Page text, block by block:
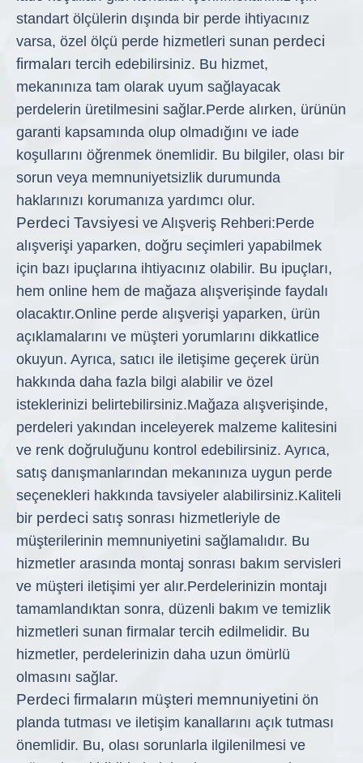
standart ölçülerin dışında bir perde ihtiyacınız
varsa, özel ölçü perde hizmetleri sunan perdeci
firmaları tercih edebilirsiniz. Bu hizmet,
mekanınıza tam olarak uyum sağlayacak
perdelerin üretilmesini sağlar.Perde alırken, ürünün
garanti kapsamında olup olmadığını ve iade
koşullarını öğrenmek önemlidir. Bu bilgiler, olası bir
sorun veya memnuniyetsizlik durumunda
haklarınızı korumanıza yardımcı olur.
Perdeci Tavsiyesi ve Alışveriş Rehberi:Perde
alışverişi yaparken, doğru seçimleri yapabilmek
için bazı ipuçlarına ihtiyacınız olabilir. Bu ipuçları,
hem online hem de mağaza alışverişinde faydalı
olacaktır.Online perde alışverişi yaparken, ürün
açıklamalarını ve müşteri yorumlarını dikkatlice
okuyun. Ayrıca, satıcı ile iletişime geçerek ürün
hakkında daha fazla bilgi alabilir ve özel
isteklerinizi belirtebilirsiniz.Mağaza alışverişinde,
perdeleri yakından inceleyerek malzeme kalitesini
ve renk doğruluğunu kontrol edebilirsiniz. Ayrıca,
satış danışmanlarından mekanınıza uygun perde
seçenekleri hakkında tavsiyeler alabilirsiniz.Kaliteli
bir perdeci satış sonrası hizmetleriyle de
müşterilerinin memnuniyetini sağlamalıdır. Bu
hizmetler arasında montaj sonrası bakım servisleri
ve müşteri iletişimi yer alır.Perdelerinizin montajı
tamamlandıktan sonra, düzenli bakım ve temizlik
hizmetleri sunan firmalar tercih edilmelidir. Bu
hizmetler, perdelerinizin daha uzun ömürlü
olmasını sağlar.
Perdeci firmaların müşteri memnuniyetini ön
planda tutması ve iletişim kanallarını açık tutması
önemlidir. Bu, olası sorunlarla ilgilenilmesi ve